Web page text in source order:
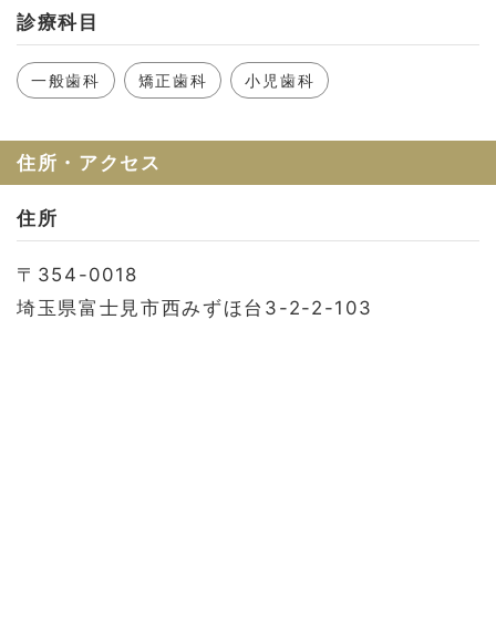
利用規約
診療科目
一般歯科 矯正歯科 小児歯科
住所・アクセス
住所
〒354-0018
埼玉県富士見市西みずほ台3-2-2-103